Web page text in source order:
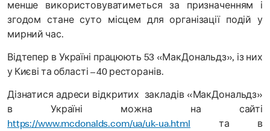
менше використовуватиметься за призначенням і
згодом стане суто місцем для організації подій у
мирний час.
Відтепер в Україні працюють 53 «МакДональдз», із них
у Києві та області – 40 ресторанів.
Дізнатися адреси відкритих закладів «МакДональдз»
в Україні можна на сайті
https://www.mcdonalds.com/ua/uk-ua.html та в